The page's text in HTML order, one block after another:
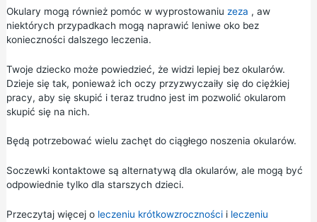
Okulary mogą również pomóc w wyprostowaniu zeza , aw
niektórych przypadkach mogą naprawić leniwe oko bez
konieczności dalszego leczenia.
Twoje dziecko może powiedzieć, że widzi lepiej bez okularów.
Dzieje się tak, ponieważ ich oczy przyzwyczaiły się do ciężkiej
pracy, aby się skupić i teraz trudno jest im pozwolić okularom
skupić się na nich.
Będą potrzebować wielu zachęt do ciągłego noszenia okularów.
Soczewki kontaktowe są alternatywą dla okularów, ale mogą być
odpowiednie tylko dla starszych dzieci.
Przeczytaj więcej o leczeniu krótkowzrocznościi leczeniu